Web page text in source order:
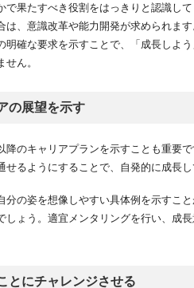
で果たすべき役割をはっきりと認識し
は、意識改革や能力開発が求められま
明確な要求を示すことで、「成長しよ
せん。
の展望を示す
降のキャリアプランを示すことも重要
せるようにすることで、自発的に成長
分の姿を想像しやすい具体例を示すこ
しょう。適宜メンタリングを行い、成
とにチャレンジさせる